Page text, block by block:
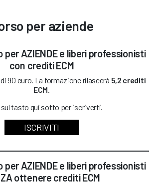
per aziende
per AZIENDE e liberi professionisti
con crediti ECM
90 euro. La formazione rilascerà 5,2 crediti
ECM
sul tasto qui sotto per iscriverti.
ISCRIVITI
per AZIENDE e liberi professionisti
ottenere crediti ECM